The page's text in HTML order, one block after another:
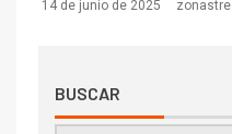
14 de junio de 2025
BUSCAR